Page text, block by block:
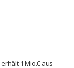
1 Mio.€ aus